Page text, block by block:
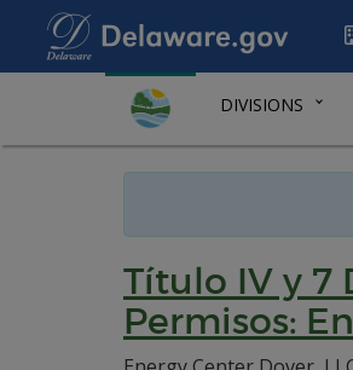
DIVISIONS
Título IV y 7
Permisos: